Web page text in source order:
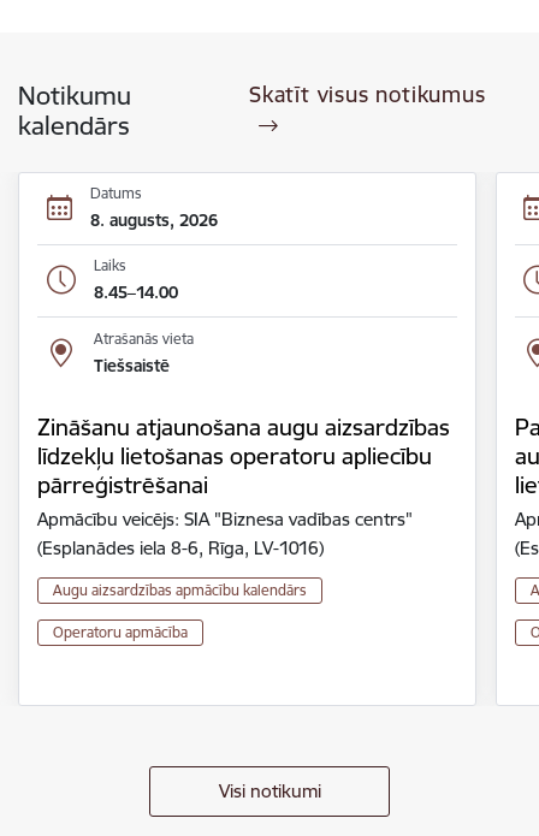
Notikumu
kalendārs
Skatīt visus notikumus
Datums
8. augusts, 2026
Laiks
8.45–14.00
Atrašanās vieta
Tiešsaistē
Zināšanu atjaunošana augu aizsardzības
līdzekļu lietošanas operatoru apliecību
pārreģistrēšanai
Apmācību veicējs: SIA "Biznesa vadības centrs"
(Esplanādes iela 8-6, Rīga, LV-1016)
Augu aizsardzības apmācību kalendārs
Operatoru apmācība
Visi notikumi